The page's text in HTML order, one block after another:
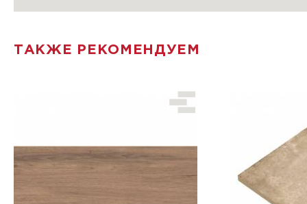
ТАКЖЕ РЕКОМЕНДУЕМ